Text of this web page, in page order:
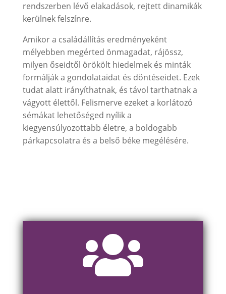
rendszerben lévő elakadások, rejtett dinamikák
kerülnek felszínre.
Amikor a családállítás eredményeként
mélyebben megérted önmagadat, rájössz,
milyen őseidtől örökölt hiedelmek és minták
formálják a gondolataidat és döntéseidet. Ezek
tudat alatt irányíthatnak, és távol tarthatnak a
vágyott élettől. Felismerve ezeket a korlátozó
sémákat lehetőséged nyílik a
kiegyensúlyozottabb életre, a boldogabb
párkapcsolatra és a belső béke megélésére.
